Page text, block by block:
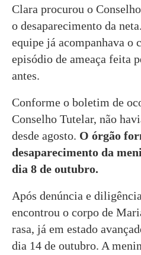
Clara procurou o
o desaparecimento da
equipe já acompanhava o
episódio de ameaça feita
antes.
Conforme o boletim de
Conselho Tutelar, não
desde agosto. O órgão
desaparecimento da
dia 8 de outubro.
Após denúncia e
encontrou o corpo de
rasa, já em estado
dia 14 de outubro. A